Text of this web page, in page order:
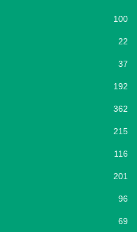
100
22
37
192
362
215
116
201
96
69